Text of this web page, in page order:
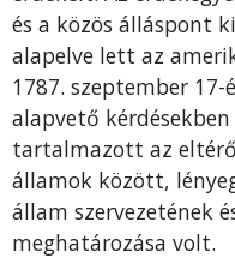
és a közös álláspont
alapelve lett az
1787. szeptember
alapvető
tartalmazott az
államok között,
állam szervezetének
meghatározása volt.